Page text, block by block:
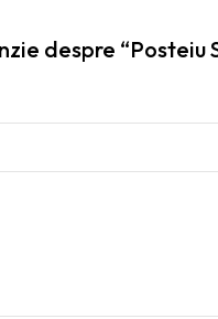
despre “Posteiu